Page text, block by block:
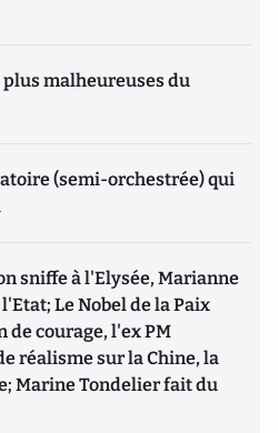
plus malheureuses du
(semi-orchestrée) qui
sniffe à l'Elysée, Marianne
Le Nobel de la Paix
de courage, l'ex PM
réalisme sur la Chine, la
Marine Tondelier fait du